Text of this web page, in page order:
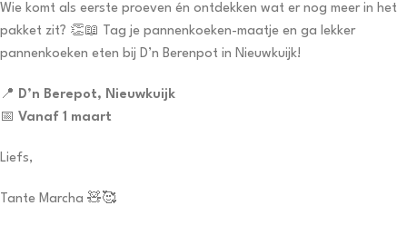
Wie komt als eerste proeven én ontdekken wat er nog meer in het
pakket zit? 👏📖 Tag je pannenkoeken-maatje en ga lekker
pannenkoeken eten bij D’n Berenpot in Nieuwkuijk!
📍 D’n Berepot, Nieuwkuijk
📅 Vanaf 1 maart
Liefs,
Tante Marcha 🧸🥰